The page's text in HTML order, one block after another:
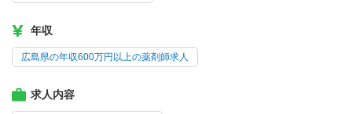
年収
広島県の年収600万円以上の薬剤師求人
求人内容